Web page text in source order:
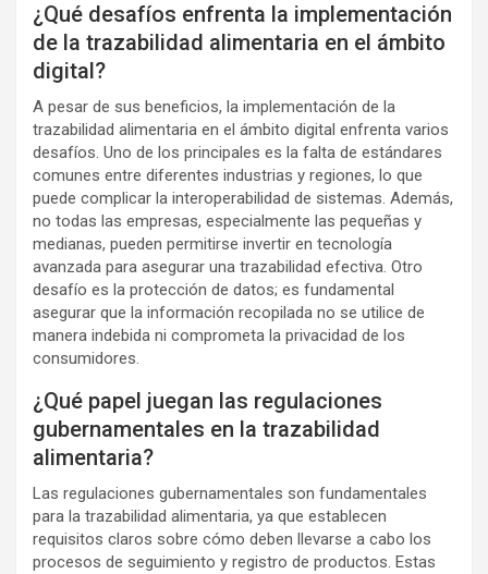
¿Qué desafíos enfrenta la implementación
de la trazabilidad alimentaria en el ámbito
digital?
A pesar de sus beneficios, la implementación de la
trazabilidad alimentaria en el ámbito digital enfrenta varios
desafíos. Uno de los principales es la falta de estándares
comunes entre diferentes industrias y regiones, lo que
puede complicar la interoperabilidad de sistemas. Además,
no todas las empresas, especialmente las pequeñas y
medianas, pueden permitirse invertir en tecnología
avanzada para asegurar una trazabilidad efectiva. Otro
desafío es la protección de datos; es fundamental
asegurar que la información recopilada no se utilice de
manera indebida ni comprometa la privacidad de los
consumidores.
¿Qué papel juegan las regulaciones
gubernamentales en la trazabilidad
alimentaria?
Las regulaciones gubernamentales son fundamentales
para la trazabilidad alimentaria, ya que establecen
requisitos claros sobre cómo deben llevarse a cabo los
procesos de seguimiento y registro de productos. Estas